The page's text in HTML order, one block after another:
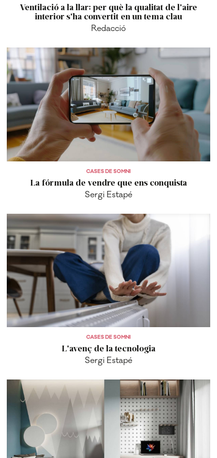
Ventilació a la llar: per què la qualitat de l'aire
interior s'ha convertit en un tema clau
Redacció
CASES DE SOMNI
La fórmula de vendre que ens conquista
Sergi Estapé
CASES DE SOMNI
L'avenç de la tecnologia
Sergi Estapé